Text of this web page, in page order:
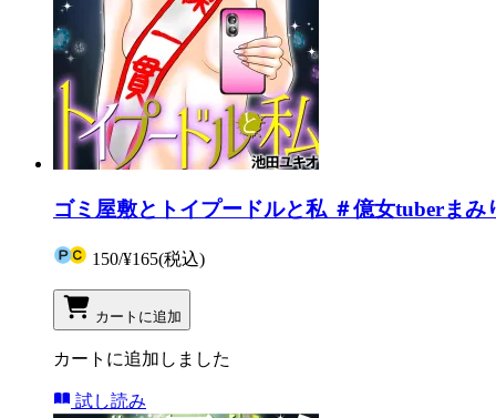
ゴミ屋敷とトイプードルと私 ＃億女tuberまみ
150/¥165(税込)
カートに追加
カートに追加しました
試し読み